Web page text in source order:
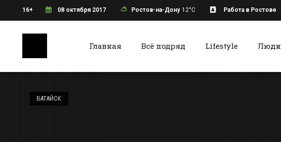
16+ 08 октября 2017 Ростов-на-Дону 12°C Работа в Ростове
Главная Всё подряд Lifestyle Люди
БАТАЙСК